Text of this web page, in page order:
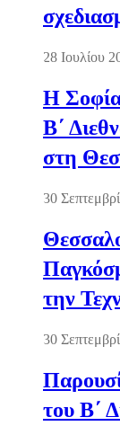
28 Ιουλίου
Η Σοφία
Β΄
στη
30
την
30
του Β΄